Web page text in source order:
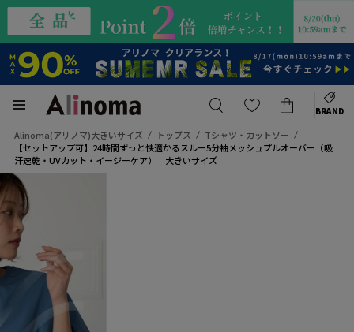
BRAND
Alinoma(アリノマ)大きいサイズ トップス
Tシャツ・カットソー
【セットアップ可】24時間ずっと快適かるスルー5分袖メッシュプルオーバー（吸
汗速乾・UVカット・イージーケア） 大きいサイズ